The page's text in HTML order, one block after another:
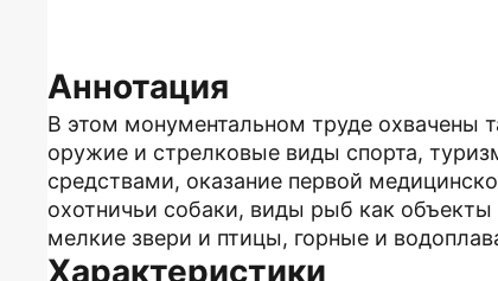
Аннотация
В этом монументальном труде охвачены
оружие и стрелковые виды спорта,
средствами, оказание первой
охотничьи собаки, виды рыб как
мелкие звери и птицы, горные и
Характеристики